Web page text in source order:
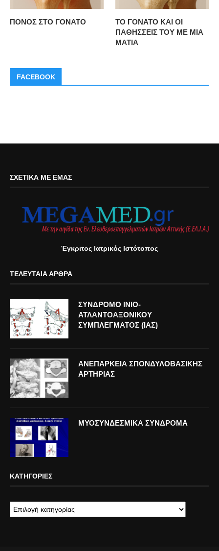
ΠΟΝΟΣ ΣΤΟ ΓΟΝΑΤΟ
ΤΟ ΓΟΝΑΤΟ ΚΑΙ ΟΙ
ΠΑΘΗΣΣΕΙΣ ΤΟΥ ΜΕ ΜΙΑ
ΜΑΤΙΑ
FACEBOOK
ΣΧΕΤΙΚΆ ΜΕ ΕΜΆΣ
Έγκριτος Ιατρικός Ιστότοπος
ΤΕΛΕΥΤΑΊΑ ΆΡΘΡΑ
ΣΥΝΔΡΟΜΟ ΙΝΙΟ-
ΑΤΛΑΝΤΟΑΞΟΝΙΚΟΥ
ΣΥΜΠΛΕΓΜΑΤΟΣ (ΙΑΣ)
ΑΝΕΠΑΡΚΕΙΑ ΣΠΟΝΔΥΛΟΒΑΣΙΚΗΣ
ΑΡΤΗΡΙΑΣ
ΜΥΟΣΥΝΔΕΣΜΙΚΑ ΣΥΝΔΡΟΜΑ
ΚΑΤΗΓΟΡΊΕΣ